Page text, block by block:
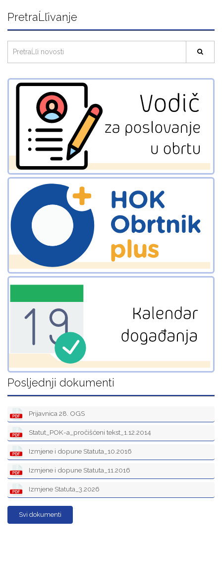
PretraĹľivanje
Posljednji dokumenti
Prijavnica 28. OGS
Statut_POK-a_pročišćeni tekst_1.12.2014
Izmjene i dopune Statuta_10.2016
Izmjene i dopune Statuta_11.2016
Izmjene Statuta_3.2026
Svi dokumenti